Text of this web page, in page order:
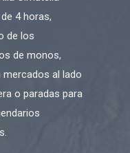
4 horas,
de los
de monos,
al lado
o paradas para